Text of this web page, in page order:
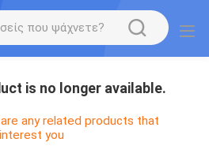
is no longer available.
any related products that
interest you